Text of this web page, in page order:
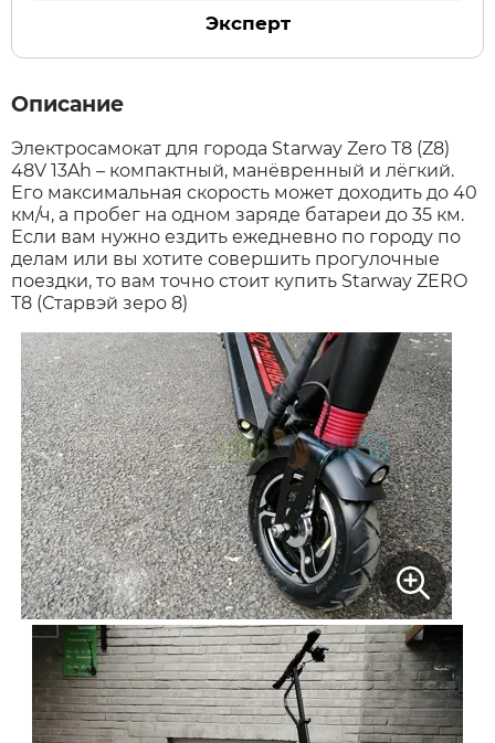
Zaxboard
Эксперт
Описание
Электросамокат для города Starway Zero T8 (Z8)
48V 13Ah – компактный, манёвренный и лёгкий.
Его максимальная скорость может доходить до 40
км/ч, а пробег на одном заряде батареи до 35 км.
Если вам нужно ездить ежедневно по городу по
делам или вы хотите совершить прогулочные
поездки, то вам точно стоит купить Starway ZERO
T8 (Старвэй зеро 8)